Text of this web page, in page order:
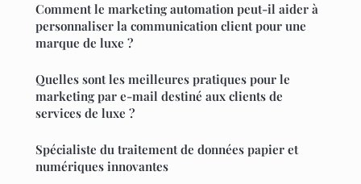
Comment le marketing automation peut-il aider à
personnaliser la communication client pour une
marque de luxe ?
Quelles sont les meilleures pratiques pour le
marketing par e-mail destiné aux clients de
services de luxe ?
Spécialiste du traitement de données papier et
numériques innovantes